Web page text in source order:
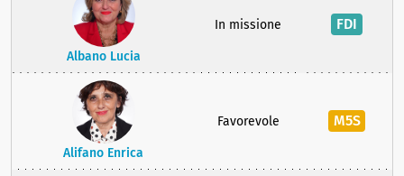
Albano Lucia
In missione FDI
Alifano Enrica
Favorevole M5S